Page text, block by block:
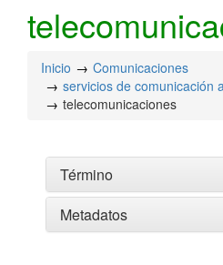
Inicio
Comunicaciones
servicios de comunicación
telecomunicaciones
Término
Metadatos